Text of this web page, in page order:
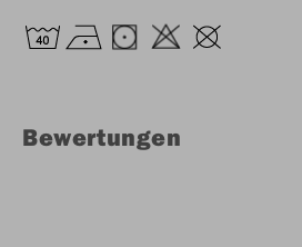
Bewertungen